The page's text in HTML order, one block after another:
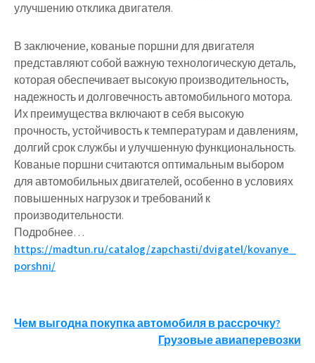
улучшению отклика двигателя.
В заключение, кованые поршни для двигателя
представляют собой важную технологическую деталь,
которая обеспечивает высокую производительность,
надежность и долговечность автомобильного мотора.
Их преимущества включают в себя высокую
прочность, устойчивость к температурам и давлениям,
долгий срок службы и улучшенную функциональность.
Кованые поршни считаются оптимальным выбором
для автомобильных двигателей, особенно в условиях
повышенных нагрузок и требований к
производительности.
Подробнее…
https://madtun.ru/catalog/zapchasti/dvigatel/kovanye_
porshni/
Навигация
Чем выгодна покупка автомобиля в рассрочку?
Грузовые авиаперевозки